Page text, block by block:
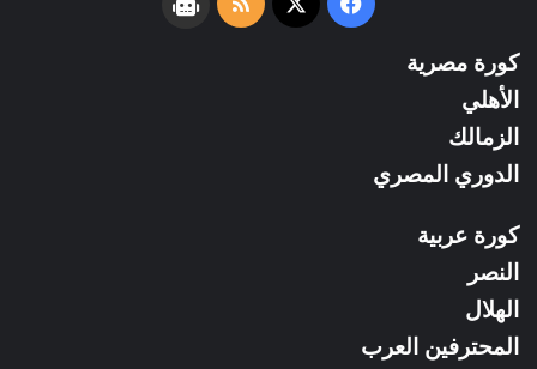
كورة مصرية
الأهلي
الزمالك
الدوري المصري
كورة عربية
النصر
الهلال
المحترفين العرب